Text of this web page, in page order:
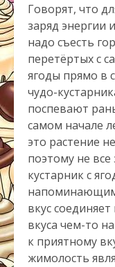
Говорят, что
заряд энергии
надо съесть
перетёртых с
ягоды прямо в
чудо-
поспевают
самом начале
это растение
поэтому не
кустарник с
вкус
вкуса чем-то
к приятному
жимолость